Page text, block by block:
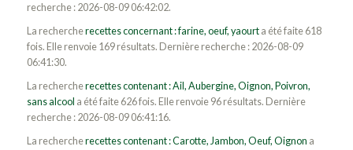
recherche : 2026-08-09 06:42:02.
La rechercherecettes concernant : farine, oeuf, yaourta été faite 618
fois. Elle renvoie 169 résultats. Dernière recherche : 2026-08-09
06:41:30.
La rechercherecettes contenant : Ail, Aubergine, Oignon, Poivron,
sans alcool a été faite 626 fois. Elle renvoie 96 résultats. Dernière
recherche : 2026-08-09 06:41:16.
La rechercherecettes contenant : Carotte, Jambon, Oeuf, Oignon a